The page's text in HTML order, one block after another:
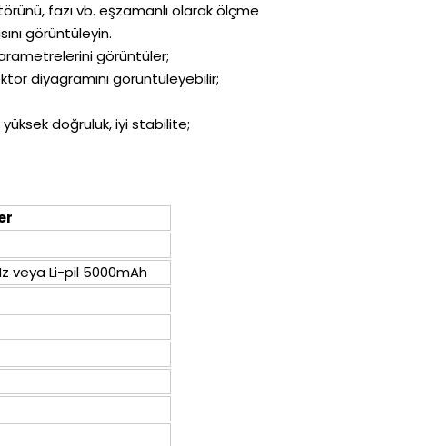
fazı vb. eşzamanlı olarak ölçme
görüntüleyin.
görüntüler;
diyagramını görüntüleyebilir;
doğruluk, iyi stabilite;
veya Li-pil 5000mAh